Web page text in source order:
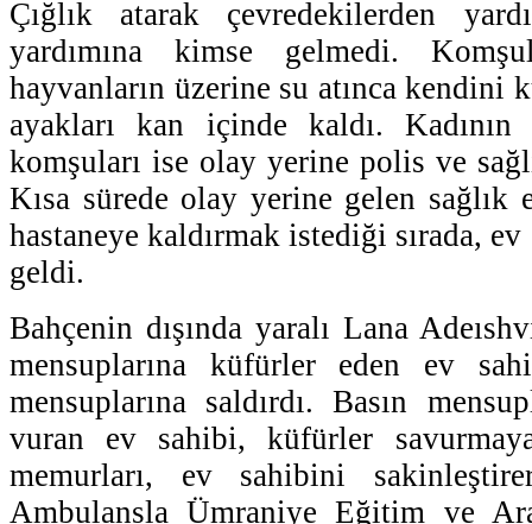
Çığlık atarak çevredekilerden
yardımına kimse gelmedi.
hayvanların üzerine su atınca kendini
ayakları kan içinde kaldı. Kadının
komşuları ise olay yerine polis ve
Kısa sürede olay yerine gelen sağlık
hastaneye kaldırmak istediği sırada,
geldi.
Bahçenin dışında yaralı Lana
mensuplarına küfürler eden ev
mensuplarına saldırdı. Basın
vuran ev sahibi, küfürler
memurları, ev sahibini
Ambulansla Ümraniye Eğitim ve